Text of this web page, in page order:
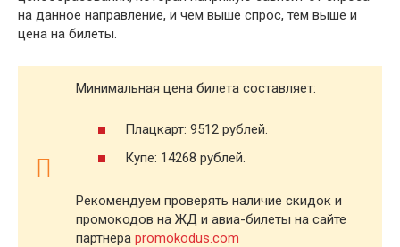
на данное направление, и чем выше спрос, тем выше и
цена на билеты.
Минимальная цена билета составляет:
Плацкарт: 9512 рублей.
Купе: 14268 рублей.
Рекомендуем проверять наличие скидок и
промокодов на ЖД и авиа-билеты на сайте
партнера promokodus.com